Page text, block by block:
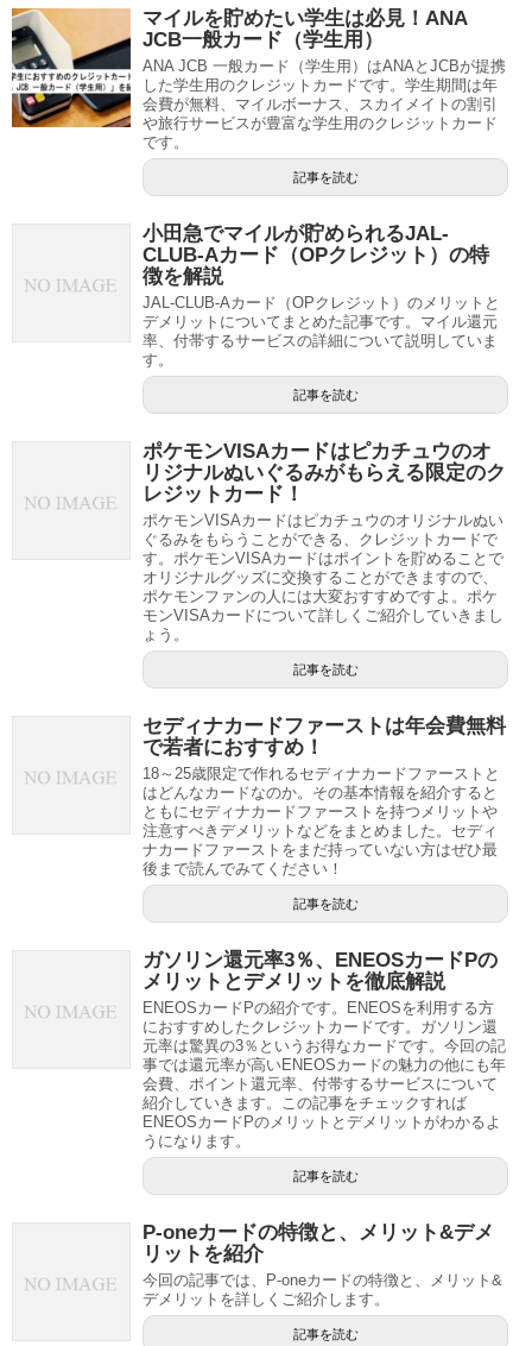
マイルを貯めたい学生は必見！ANA
JCB一般カード（学生用）
ANA JCB 一般カード（学生用）はANAとJCBが提携
した学生用のクレジットカードです。学生期間は年
会費が無料、マイルボーナス、スカイメイトの割引
や旅行サービスが豊富な学生用のクレジットカード
です。
記事を読む
小田急でマイルが貯められるJAL-
CLUB-Aカード（OPクレジット）の特
徴を解説
JAL-CLUB-Aカード（OPクレジット）のメリットと
デメリットについてまとめた記事です。マイル還元
率、付帯するサービスの詳細について説明していま
す。
記事を読む
ポケモンVISAカードはピカチュウのオ
リジナルぬいぐるみがもらえる限定のク
レジットカード！
ポケモンVISAカードはピカチュウのオリジナルぬい
ぐるみをもらうことができる、クレジットカードで
す。ポケモンVISAカードはポイントを貯めることで
オリジナルグッズに交換することができますので、
ポケモンファンの人には大変おすすめですよ。ポケ
モンVISAカードについて詳しくご紹介していきまし
ょう。
記事を読む
セディナカードファーストは年会費無料
で若者におすすめ！
18～25歳限定で作れるセディナカードファーストと
はどんなカードなのか。その基本情報を紹介すると
ともにセディナカードファーストを持つメリットや
注意すべきデメリットなどをまとめました。セディ
ナカードファーストをまだ持っていない方はぜひ最
後まで読んでみてください！
記事を読む
ガソリン還元率3％、ENEOSカードPの
メリットとデメリットを徹底解説
ENEOSカードPの紹介です。ENEOSを利用する方
におすすめしたクレジットカードです。ガソリン還
元率は驚異の3％というお得なカードです。今回の記
事では還元率が高いENEOSカードの魅力の他にも年
会費、ポイント還元率、付帯するサービスについて
紹介していきます。この記事をチェックすれば
ENEOSカードPのメリットとデメリットがわかるよ
うになります。
記事を読む
P-oneカードの特徴と、メリット&デメ
リットを紹介
今回の記事では、P-oneカードの特徴と、メリット&
デメリットを詳しくご紹介します。
記事を読む